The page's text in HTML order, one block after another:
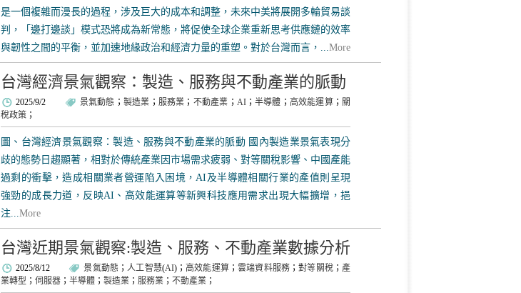
是一個複雜而漫長的過程，涉及巨大的成本和調整，未來中美將展開多輪貿易談
判，「邊打邊談」模式恐將成為新常態，將促使全球企業重新思考供應鏈的效率
與韌性之間的平衡，並加速地緣政治和經濟力量的重塑。對於台灣而言，...More
台灣經濟景氣觀察：製造、服務與不動產業的脈動
2025/9/2 景氣動態 ； 製造業 ； 服務業 ； 不動產業 ； AI； 半導體 ； 高效能運算； 關
稅政策 ；
圖、台灣經濟景氣觀察：製造、服務與不動產業的脈動 國內製造業景氣表現分
歧的態勢日趨顯著，相對於傳統產業因市場需求疲弱、對等關稅影響、中國產能
過剩的衝擊，造成相關業者營運陷入困境，AI及半導體相關行業的產值則呈現
強勁的成長力道，反映AI、高效能運算等新興科技應用需求出現大幅擴增，挹
注...More
台灣近期景氣觀察:製造、服務、不動產業數據分析
2025/8/12 景氣動態 ；人工智慧(AI)； 高效能運算； 雲端資料服務 ；對等關稅； 產
業轉型 ； 伺服器 ； 半導體 ； 製造業 ； 服務業 ； 不動產業 ；